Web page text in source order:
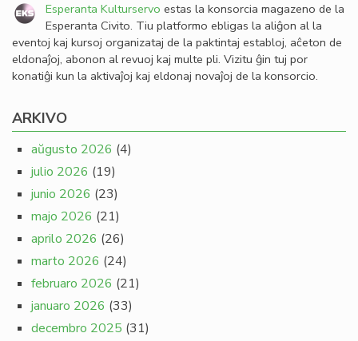
Esperanta Kulturservo estas la konsorcia magazeno de la
Esperanta Civito. Tiu platformo ebligas la aliĝon al la
eventoj kaj kursoj organizataj de la paktintaj establoj, aĉeton de
eldonaĵoj, abonon al revuoj kaj multe pli. Vizitu ĝin tuj por
konatiĝi kun la aktivaĵoj kaj eldonaj novaĵoj de la konsorcio.
ARKIVO
aŭgusto 2026 (4)
julio 2026 (19)
junio 2026 (23)
majo 2026 (21)
aprilo 2026 (26)
marto 2026 (24)
februaro 2026 (21)
januaro 2026 (33)
decembro 2025 (31)